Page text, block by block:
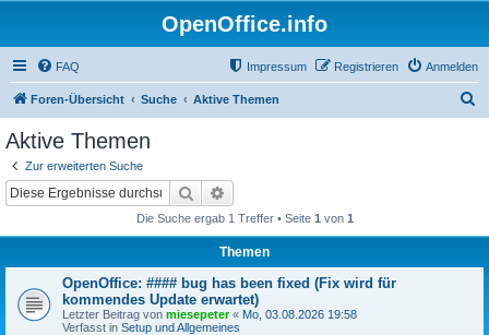
OpenOffice.info
FAQ Anmelden
Registrieren
Impressum
Foren-Übersicht Suche Aktive Themen
Aktive Themen
Zur erweiterten Suche
Suche
Die Suche ergab 1 Treffer • Seite 1 von 1
Themen
OpenOffice: #### bug has been fixed (Fix wird für
kommendes Update erwartet)
Letzter Beitrag von miesepeter« Mo, 03.08.2026 19:58
Verfasst in Setup und Allgemeines